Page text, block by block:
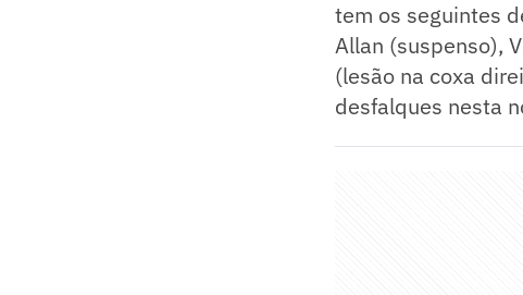
tem os seguintes
Allan (suspenso),
(lesão na coxa
desfalques nesta